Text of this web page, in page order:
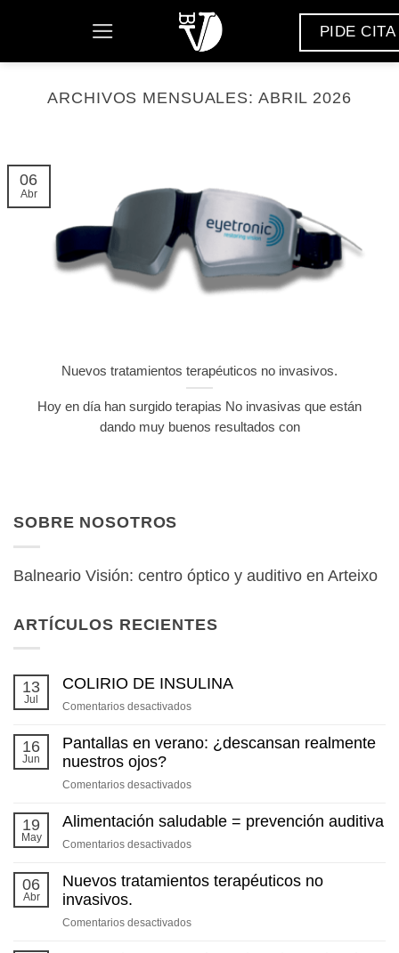
contenido
PIDE CITA
ARCHIVOS MENSUALES: ABRIL 2026
Nuevos tratamientos terapéuticos no invasivos.
Hoy en día han surgido terapias No invasivas que están
dando muy buenos resultados con
06
Abr
SOBRE NOSOTROS
Balneario Visión: centro óptico y auditivo en Arteixo
ARTÍCULOS RECIENTES
13
Jul
COLIRIO DE INSULINA
Comentarios desactivadosen
DE
16
Jun
Pantallas en verano: ¿descansan realmente
nuestros ojos?
Comentarios desactivadosen
en
nuestros
19
May
Alimentación saludable = prevención auditiva
Comentarios desactivadosen
saludable
auditiva
06
Abr
Nuevos tratamientos terapéuticos no
invasivos.
Comentarios desactivadosen